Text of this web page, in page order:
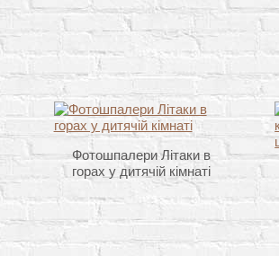
Фотошпалери Літаки в
горах у дитячій кімнаті